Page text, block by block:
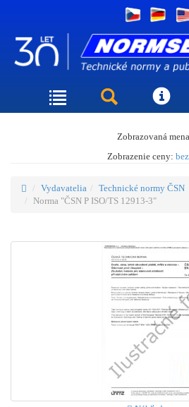
Zobrazovaná
Zobrazenie ceny:
Vydavatelia
Technické normy ČSN
Norma "ČSN P ISO/TS 12913-3"